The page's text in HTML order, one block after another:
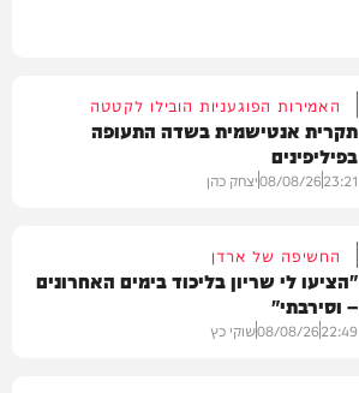
האמירות הפוגעניות הובילו לקטטה
תקרית אנטישמית בשדה התעופה
בפיליפינים
23:21
08/08/26יצחק כהן
החשיפה של ארדן
"הציעו לי שריון בליכוד בימים האחרונים
– וסירבתי"
22:49
08/08/26שוקי כץ